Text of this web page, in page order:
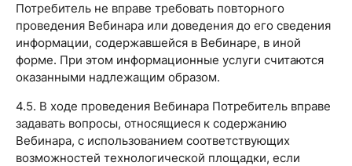
Потребитель не вправе требовать повторного
проведения Вебинара или доведения до его сведения
информации, содержавшейся в Вебинаре, в иной
форме. При этом информационные услуги считаются
оказанными надлежащим образом.
4.5. В ходе проведения Вебинара Потребитель вправе
задавать вопросы, относящиеся к содержанию
Вебинара, с использованием соответствующих
возможностей технологической площадки, если